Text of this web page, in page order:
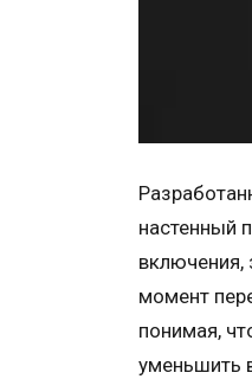
настенный
включения,
момент
понимая,
уменьшить